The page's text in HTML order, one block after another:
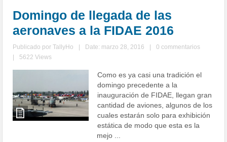
Domingo de llegada de las
aeronaves a la FIDAE 2016
Publicado porTallyHo Date: marzo 28, 2016
0 commentarios
5622 Views
Como es ya casi una tradición el
domingo precedente a la
inauguración de FIDAE, llegan gran
cantidad de aviones, algunos de los
cuales estarán solo para exhibición
estática de modo que esta es la
mejo ...